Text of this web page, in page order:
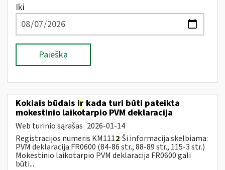
Iki
Paieška
Kokiais būdais ir kada turi būti pateikta
mokestinio laikotarpio PVM deklaracija
Web turinio sąrašas 2026-01-14
Registracijos numeris KM1112 Ši informacija skelbiama:
PVM deklaracija FR0600 (84-86 str., 88-89 str., 115-3 str.)
Mokestinio laikotarpio PVM deklaracija FR0600 gali
būti...